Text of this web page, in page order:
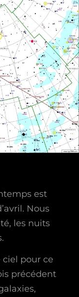
est
Nous
les nuits
ciel pour ce
précédent